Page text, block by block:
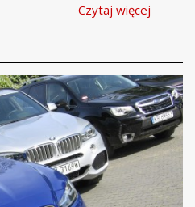
Czytaj więcej